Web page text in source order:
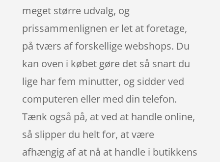
meget større udvalg, og
prissammenlignen er let at foretage,
på tværs af forskellige webshops. Du
kan oven i købet gøre det så snart du
lige har fem minutter, og sidder ved
computeren eller med din telefon.
Tænk også på, at ved at handle online,
så slipper du helt for, at være
afhængig af at nå at handle i butikkens